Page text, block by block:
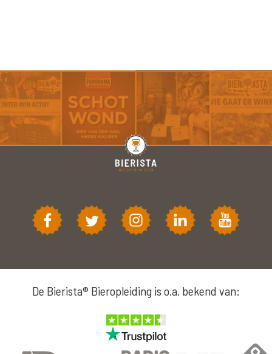
De Bierista® Bieropleiding is o.a. bekend van: